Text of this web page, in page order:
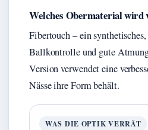
Welches Obermaterial wird
Fibertouch – ein
Ballkontrolle und gute
Version verwendet eine
Nässe ihre Form behält.
WAS DIE OPTIK VERRÄT